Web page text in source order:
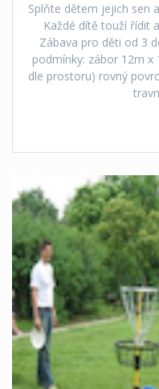
Splňte dětem jejich sen
Každé dítě touží řídit
Zábava pro děti od 3
podmínky: zábor 12m x
dle prostoru) rovný